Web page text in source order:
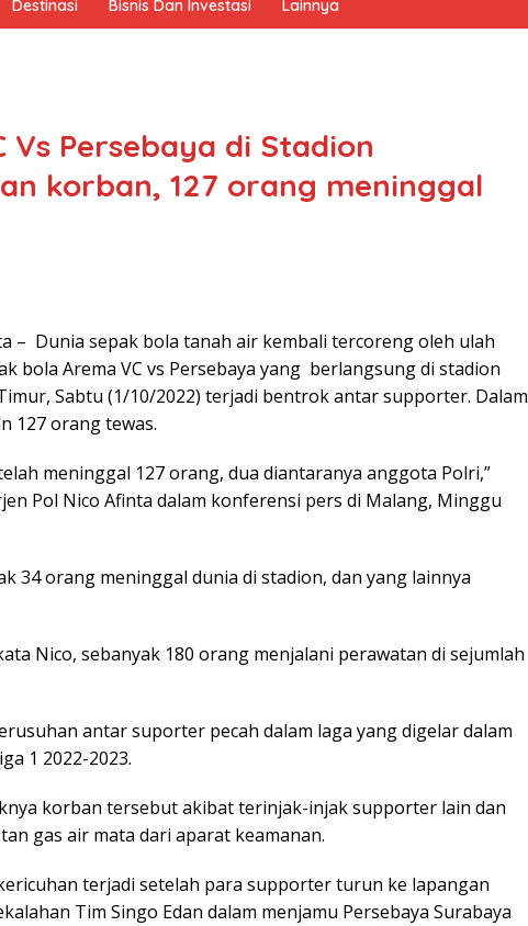
Destinasi Bisnis Dan Investasi Lainnya
Vs Persebaya di Stadion
korban, 127 orang meninggal
– Dunia sepak bola tanah air kembali tercoreng oleh ulah
bola Arema VC vs Persebaya yang berlangsung di stadion
Sabtu (1/10/2022) terjadi bentrok antar supporter. Dalam
127 orang tewas.
meninggal 127 orang, dua diantaranya anggota Polri,”
Pol Nico Afinta dalam konferensi pers di Malang, Minggu
34 orang meninggal dunia di stadion, dan yang lainnya
Nico, sebanyak 180 orang menjalani perawatan di sejumlah
antar suporter pecah dalam laga yang digelar dalam
1 2022-2023.
korban tersebut akibat terinjak-injak supporter lain dan
gas air mata dari aparat keamanan.
terjadi setelah para supporter turun ke lapangan
Tim Singo Edan dalam menjamu Persebaya Surabaya